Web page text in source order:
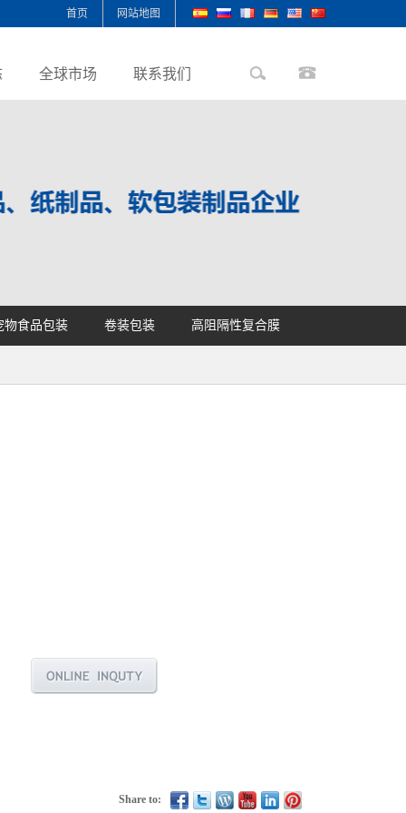
首页 网站地图
全球市场 联系我们
物食品包装 卷装包装 高阻隔性复合膜
Share to: